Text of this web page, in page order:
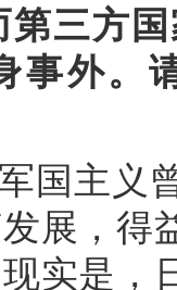
第三方
事外。
国主义
展，得
实是，